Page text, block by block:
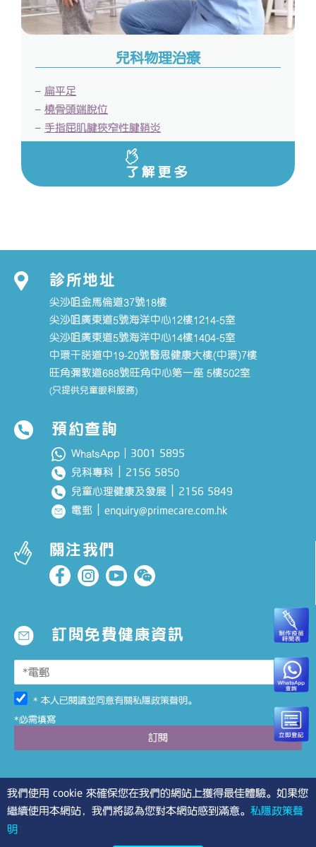
我們使用 cookie 來確保您在我們的網站上獲得最佳體驗。如果您
繼續使用本網站，我們將認為您對本網站感到滿意。 私隱政策聲
明
兒科物理治療
– 扁平足
– 橈骨頭端脫位
– 手指屈肌腱狹窄性腱鞘炎
了解更多
診所地址
尖沙咀金馬倫道37號18樓
尖沙咀廣東道5號海洋中心12樓1214-5室
尖沙咀廣東道5號海洋中心14樓1404-5室
中環干諾道中19-20號醫思健康大樓(中環)7樓
旺角彌敦道688號旺角中心第一座 5樓502室
(只提供兒童眼科服務)
預約查詢
WhatsApp｜ 3001 5895
兒科專科 2156 5850
兒童心理健康及發展
2156 5849
電郵 ｜enquiry@primecare.com.hk
關注我們
訂閱免費健康資訊
* 本人已閱讀並同意有關私隱政策聲明。
*必需填寫